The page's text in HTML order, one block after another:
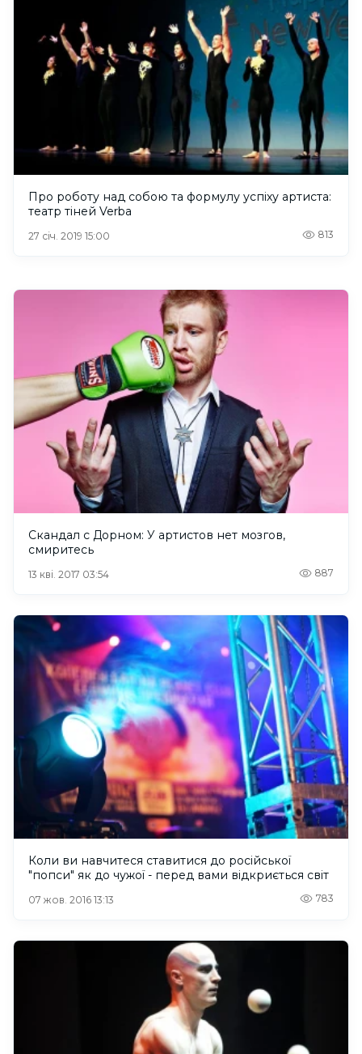
Про роботу над собою та формулу успіху артиста:
театр тіней Verba
27 січ. 2019 15:00 813
Скандал с Дорном: У артистов нет мозгов,
смиритесь
13 кві. 2017 03:54 887
Коли ви навчитеся ставитися до російської
"попси" як до чужої - перед вами відкриється світ
07 жов. 2016 13:13 783